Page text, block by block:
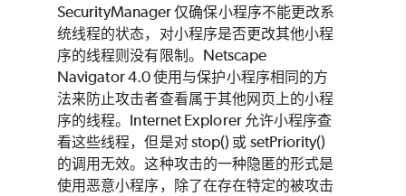
SecurityManager 仅确保小程序不能更改系
统线程的状态，对小程序是否更改其他小程
序的线程则没有限制。Netscape
Navigator 4.0 使用与保护小程序相同的方
法来防止攻击者查看属于其他网页上的小程
序的线程。Internet Explorer 允许小程序查
看这些线程，但是对 stop() 或 setPriority()
的调用无效。这种攻击的一种隐匿的形式是
使用恶意小程序，除了在存在特定的被攻击